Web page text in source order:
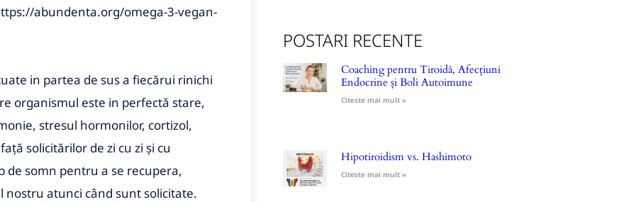
abundenta.org/omega-3-vegan-
in partea de sus a fiecărui rinichi
organismul este in perfectă stare,
stresul hormonilor, cortizol,
solicitărilor de zi cu zi și cu
de somn pentru a se recupera,
atunci când sunt solicitate.
POSTARI RECENTE
Coaching pentru Tiroidă, Afecțiuni
Endocrine și Boli Autoimune
Citeste mai mult »
Hipotiroidism vs. Hashimoto
Citeste mai mult »